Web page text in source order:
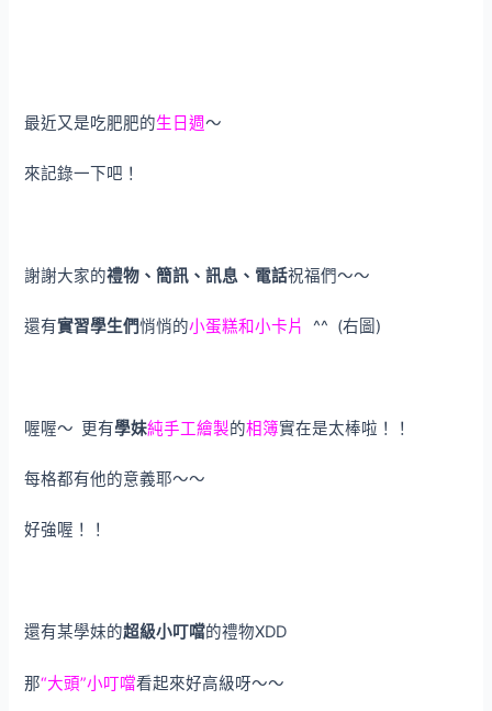
最近又是吃肥肥的生日週～
來記錄一下吧！
謝謝大家的禮物、簡訊、訊息、電話祝福們～～
還有實習學生們悄悄的小蛋糕和小卡片 ^^ (右圖)
喔喔～ 更有學妹純手工繪製的相簿實在是太棒啦！！
每格都有他的意義耶～～
好強喔！！
還有某學妹的超級小叮噹的禮物XDD
那“大頭”小叮噹看起來好高級呀～～